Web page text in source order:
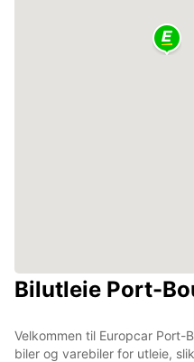
Bilutleie Port-
Velkommen til Europcar
biler og varebiler for utleie,